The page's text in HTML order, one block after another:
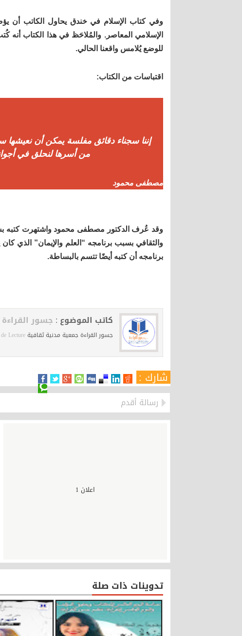
وفي كتاب الإسلام في خندق يحاول الكاتب أن
الإسلامي المعاصر. والمُلاحَظ في هذا الكتاب
للوضع يُلامس واقعنا الحالي.
اقتباسات من الكتاب:
إننا سجناء دقائق مفلسة يمكن أن نعيشها
من أسرها لنحلق في
مصطفى محمود
وقد عُرف الدكتور مصطفى محمود واشتهرت كتبه
والثقافي بسبب برنامجه “العلم والإيمان” الذي
برنامجه أن كتبه أيضًا تتسم بالبساطة.
كاتب الموضوع : جسور القراءة
جسور القراءة جمعية مدنية ثقافيةLecture
شارك :
رسالة أقدم
اعلان 1
تدوينات ذات صلة